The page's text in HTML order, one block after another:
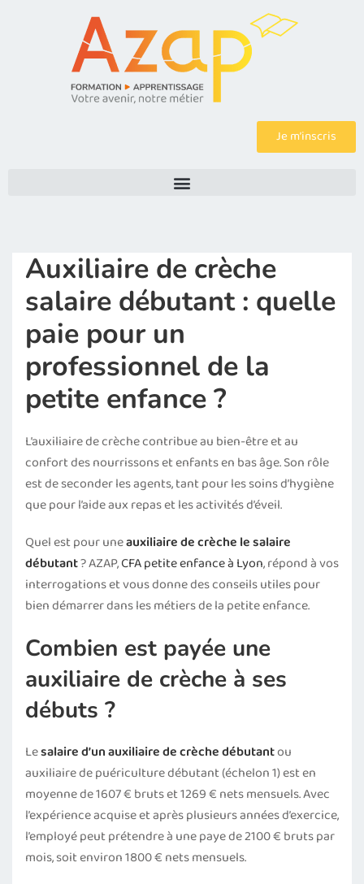
Je m’inscris
Auxiliaire de crèche
salaire débutant : quelle
paie pour un
professionnel de la
petite enfance ?
L’auxiliaire de crèche contribue au bien-être et au
confort des nourrissons et enfants en bas âge. Son rôle
est de seconder les agents, tant pour les soins d’hygiène
que pour l’aide aux repas et les activités d’éveil.
Quel est pour uneauxiliaire de crèche le salaire
débutant? AZAP,CFA petite enfance à Lyon, répond à vos
interrogations et vous donne des conseils utiles pour
bien démarrer dans les métiers de la petite enfance.
Combien est payée une
auxiliaire de crèche à ses
débuts ?
Lesalaire d’un auxiliaire de crèche débutantou
auxiliaire de puériculture débutant (échelon 1) est en
moyenne de 1607 € bruts et 1269 € nets mensuels. Avec
l’expérience acquise et après plusieurs années d’exercice,
l’employé peut prétendre à une paye de 2100 € bruts par
mois, soit environ 1800 € nets mensuels.